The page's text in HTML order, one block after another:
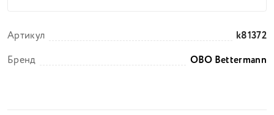
Артикул
k81372
Бренд
OBO Bettermann